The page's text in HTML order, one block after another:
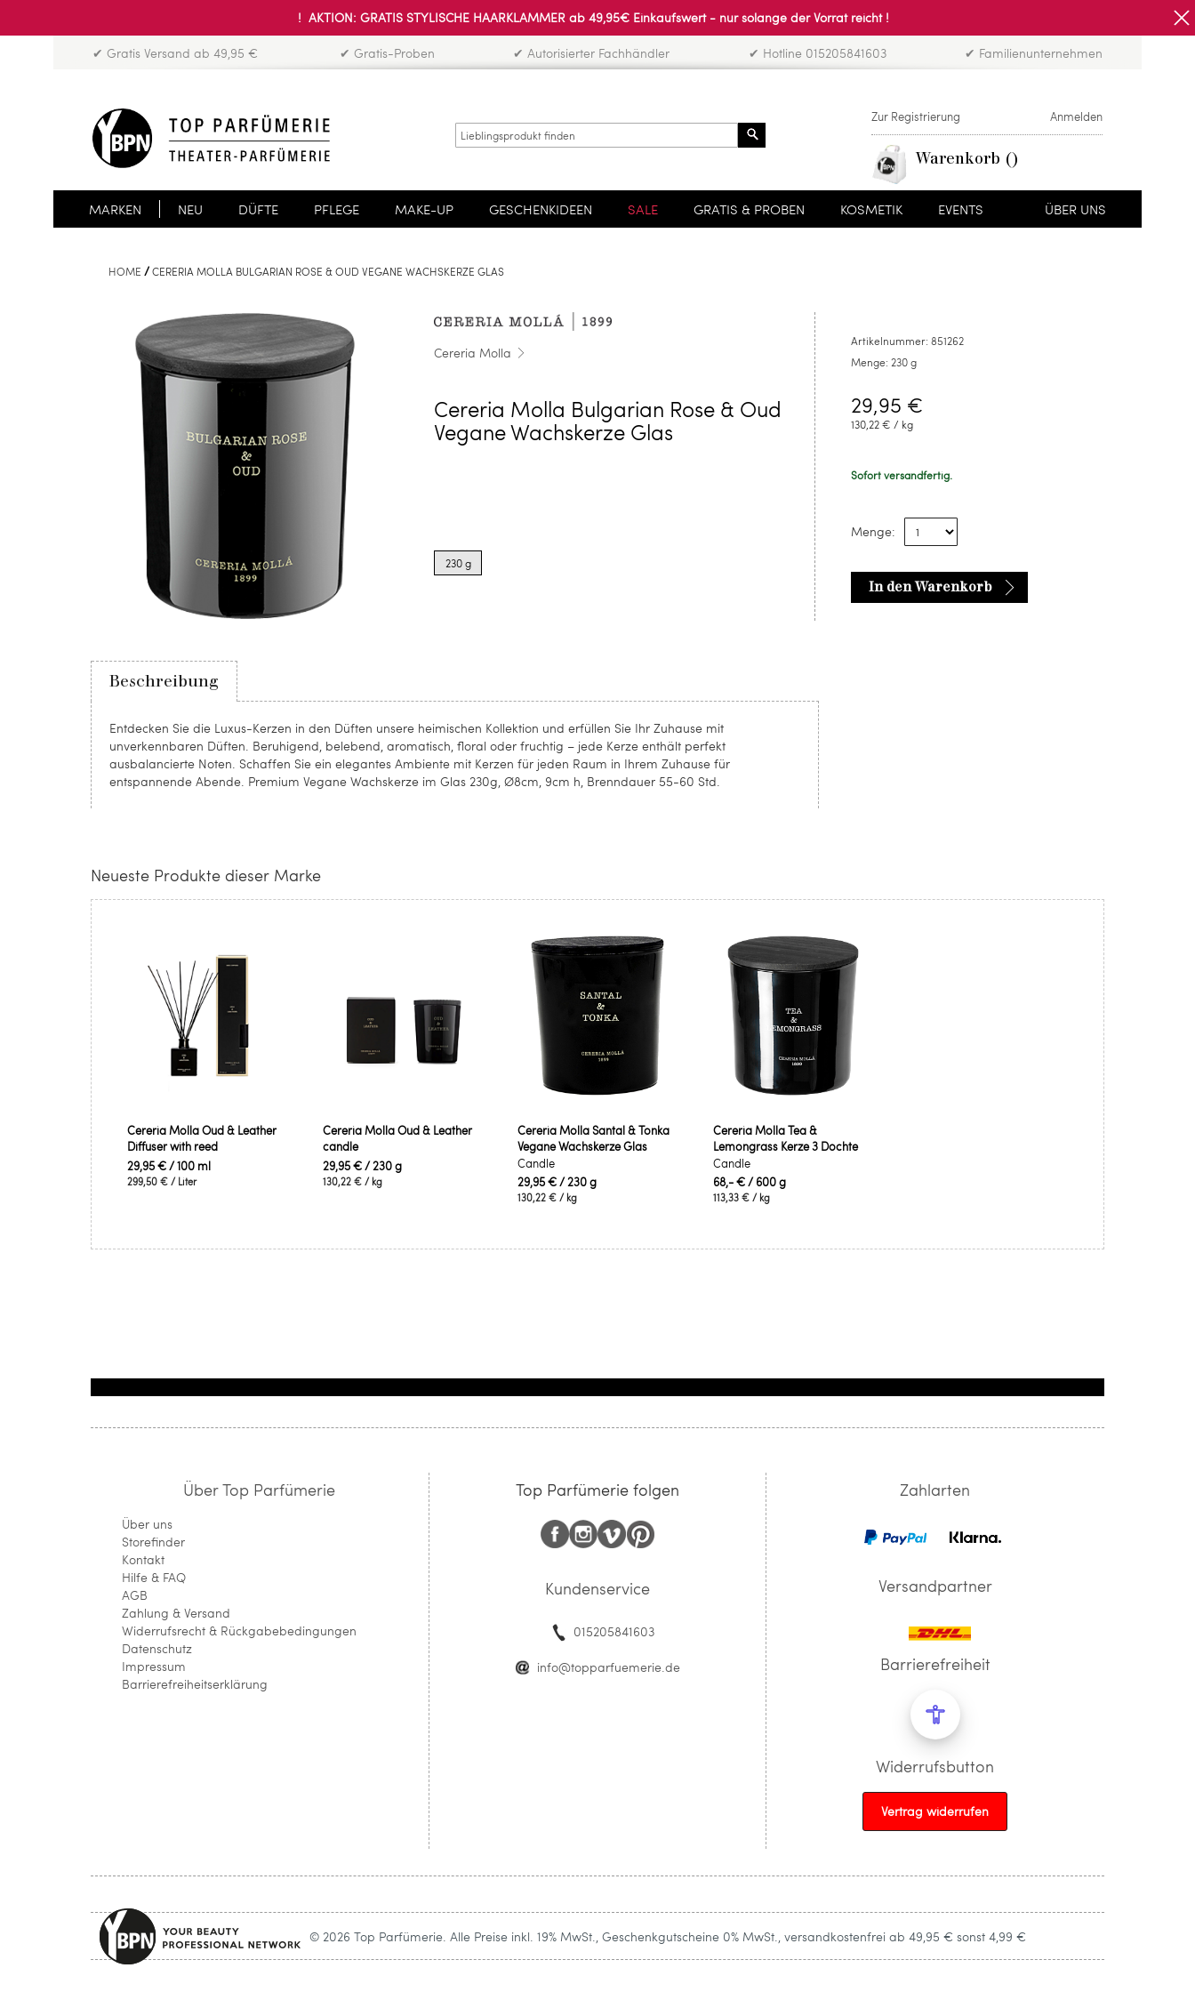
! AKTION: GRATIS STYLISCHE HAARKLAMMER ab 49,95€ Einkaufswert - nur solange der Vorrat reicht !
✔ Gratis Versand ab 49,95 € ✔ Gratis-Proben ✔ Autorisierter Fachhändler ✔ Hotline 015205841603 ✔ Familienunternehmen
Zur Registrierung Anmelden
Warenkorb
MARKEN NEU DÜFTE PFLEGE MAKE-UP GESCHENKIDEEN SALE GRATIS & PROBEN KOSMETIK EVENTS ÜBER UNS
HOME CERERIA MOLLA BULGARIAN ROSE & OUD VEGANE WACHSKERZE GLAS
Cereria Molla
Cereria Molla Bulgarian Rose & Oud
Vegane Wachskerze Glas
options
for230 g
Artikelnummer: 851262
Menge: 230 g
29,95 €
130,22 € / kg
Sofort versandfertig.
Menge:
In den Warenkorb
Beschreibung
Entdecken Sie die Luxus-Kerzen in den Düften unsere heimischen Kollektion und erfüllen Sie Ihr Zuhause mit
unverkennbaren Düften. Beruhigend, belebend, aromatisch, floral oder fruchtig – jede Kerze enthält perfekt
ausbalancierte Noten. Schaffen Sie ein elegantes Ambiente mit Kerzen für jeden Raum in Ihrem Zuhause für
entspannende Abende. Premium Vegane Wachskerze im Glas 230g, Ø8cm, 9cm h, Brenndauer 55-60 Std.
Neueste Produkte dieser Marke
Cereria Molla Oud & Leather
Diffuser with reed
29,95 €/ 100 ml
299,50 € / Liter
Cereria Molla Oud & Leather
candle
29,95 €/ 230 g
130,22 €/ kg
Cereria Molla Santal & Tonka
Vegane Wachskerze Glas
Candle
29,95 €/ 230 g
130,22 € / kg
Cereria Molla Tea &
Lemongrass Kerze 3 Dochte
Candle
68,- €/ 600 g
113,33 €/ kg
Über Top Parfümerie
Über uns
Storefinder
Kontakt
Hilfe & FAQ
AGB
Zahlung & Versand
Widerrufsrecht & Rückgabebedingungen
Datenschutz
Impressum
Barrierefreiheitserklärung
Top Parfümerie folgen
Kundenservice
015205841603
info@topparfuemerie.de
Zahlarten
Versandpartner
Barrierefreiheit
Widerrufsbutton
Vertrag widerrufen
© 2026 Top Parfümerie. Alle Preise inkl. 19% MwSt., Geschenkgutscheine 0% MwSt., versandkostenfrei ab 49,95 € sonst 4,99 €